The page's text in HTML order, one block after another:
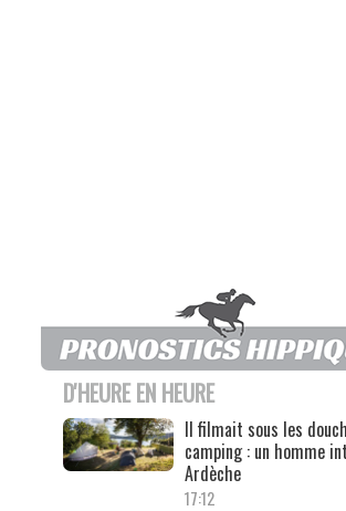
D'HEURE EN HEURE
Il filmait sous les
camping : un homme
Ardèche
17:12